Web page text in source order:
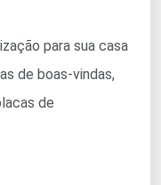
para sua casa
de boas-vindas,
de